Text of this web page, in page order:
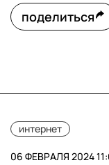
поделиться
интернет
06 ФЕВРАЛЯ 2024